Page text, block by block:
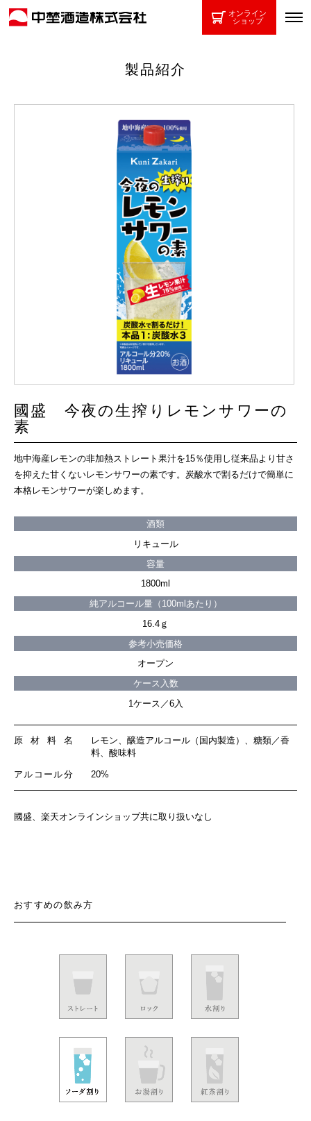
オンライン
ショップ
製品紹介
國盛 今夜の生搾りレモンサワーの
素
地中海産レモンの非加熱ストレート果汁を15％使用し従来品より甘さ
を抑えた甘くないレモンサワーの素です。炭酸水で割るだけで簡単に
本格レモンサワーが楽しめます。
酒類
リキュール
容量
1800ml
純アルコール量（100mlあたり）
16.4ｇ
参考小売価格
オープン
ケース入数
1ケース／6入
原材料名
レモン、醸造アルコール（国内製造）、糖類／香
料、酸味料
アルコール分 20%
國盛、楽天オンラインショップ共に取り扱いなし
おすすめの飲み方